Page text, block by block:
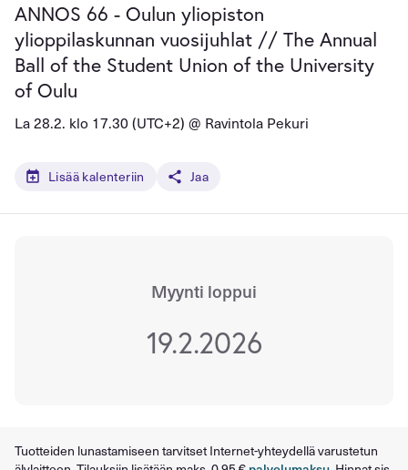
ANNOS 66 - Oulun yliopiston
ylioppilaskunnan vuosijuhlat // The Annual
Ball of the Student Union of the University
of Oulu
La 28.2. klo 17.30 (UTC+2) @ Ravintola Pekuri
Lisää kalenteriin Jaa
Myynti loppui
19.2.2026
Tuotteiden lunastamiseen tarvitset Internet-yhteydellä varustetun